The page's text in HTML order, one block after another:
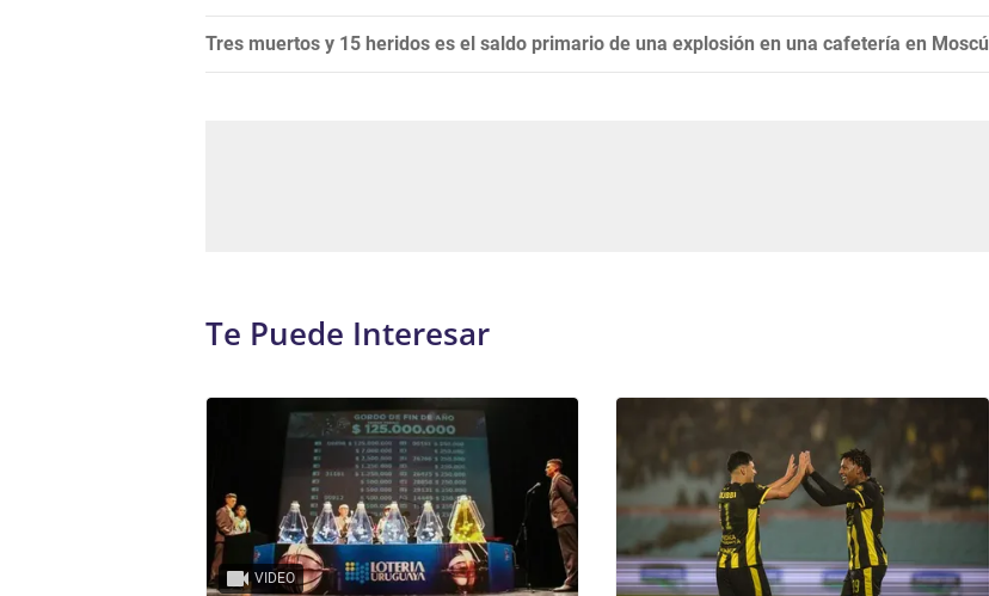
Tres muertos y 15 heridos es el saldo primario de una explosión en una cafetería en Moscú
Te Puede Interesar
VIDEO